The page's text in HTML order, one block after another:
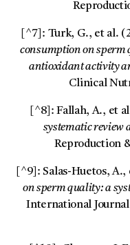
[^7]: Turk, G., et al.
consumption on sperm
antioxidant activity
Clinical
[^8]: Fallah, A., et
systematic review
Reproduction
[^9]: Salas-Huetos,
on sperm quality: a
International